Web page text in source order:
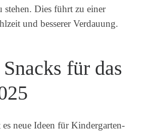
stehen. Dies führt zu einer
und besserer Verdauung.
für das
neue Ideen für Kindergarten-